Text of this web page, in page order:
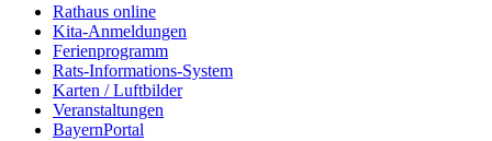
Rathaus online
Kita-Anmeldungen
Ferienprogramm
Rats-Informations-System
Karten / Luftbilder
Veranstaltungen
BayernPortal